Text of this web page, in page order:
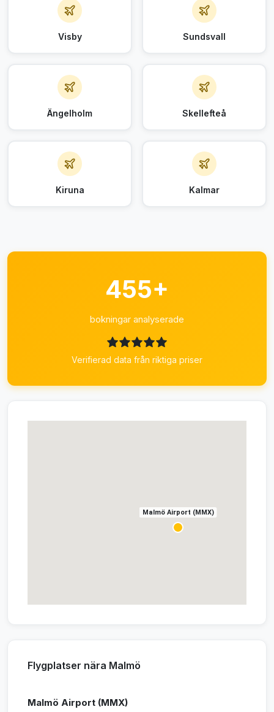
Visby Sundsvall
Ängelholm Skellefteå
Kiruna Kalmar
455+
bokningar analyserade
Verifierad data från riktiga priser
Malmö Airport (MMX)
Flygplatser nära Malmö
Malmö Airport (MMX)